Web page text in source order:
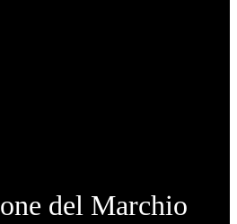
del Marchio